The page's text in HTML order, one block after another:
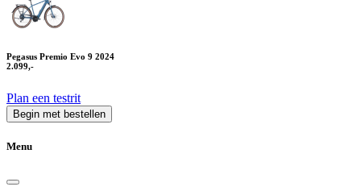
Pegasus Premio Evo 9 2024
2.099,-
Plan een testrit
Begin met bestellen
Menu